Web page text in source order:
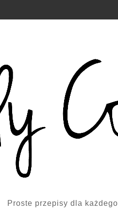
Proste przepisy dla każdego